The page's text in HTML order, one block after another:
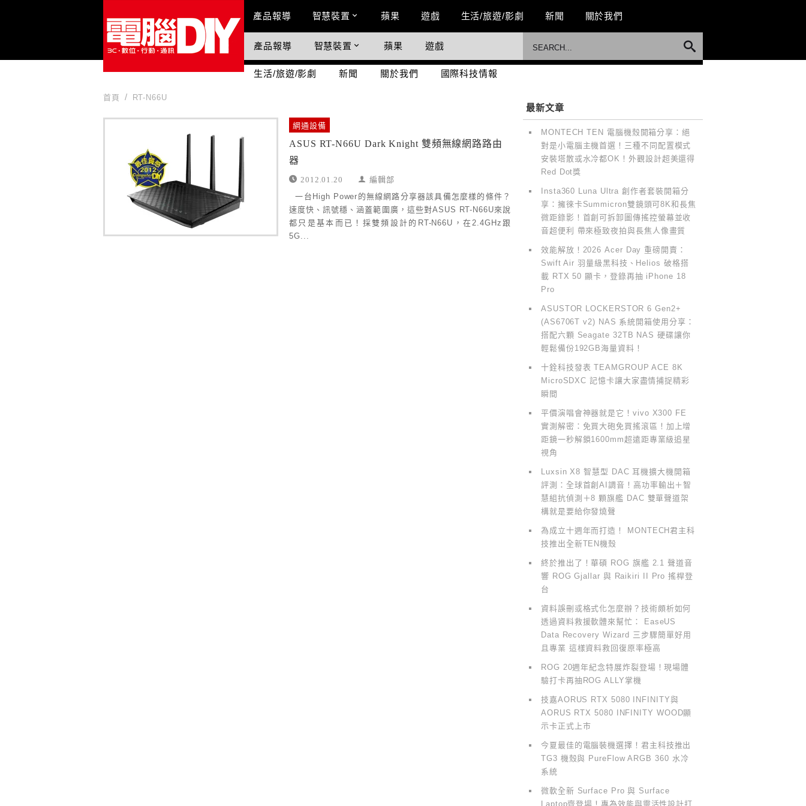
Main Menu
產品報導 智慧裝置 蘋果 遊戲 生活/旅遊/影劇 新聞 關於我們
國際科技情報
產品報導 智慧裝置 蘋果 遊戲
生活/旅遊/影劇 新聞 關於我們 國際科技情報
首頁 RT-N66U
網通設備
ASUS RT-N66U Dark Knight 雙頻無線網路路由
器
2012.01.20 編輯部
一台High Power的無線網路分享器該具備怎麼樣的條件？
速度快、訊號穩、涵蓋範圍廣，這些對ASUS RT-N66U來說
都只是基本而已！採雙頻設計的RT-N66U，在2.4GHz跟
5G...
最新文章
MONTECH TEN 電腦機殼開箱分享：絕
對是小電腦主機首選！三種不同配置模式
安裝塔散或水冷都OK！外觀設計超美還得
Red Dot獎
Insta360 Luna Ultra 創作者套裝開箱分
享：擁徠卡Summicron雙鏡頭可8K和長焦
微距錄影！首創可拆卸圖傳搖控螢幕並收
音超便利 帶來極致夜拍與長焦人像畫質
效能解放！2026 Acer Day 重磅開賣：
Swift Air 羽量級黑科技、Helios 破格搭
載 RTX 50 顯卡，登錄再抽 iPhone 18
Pro
ASUSTOR LOCKERSTOR 6 Gen2+
(AS6706T v2) NAS 系統開箱使用分享：
搭配六顆 Seagate 32TB NAS 硬碟讓你
輕鬆備份192GB海量資料！
十銓科技發表 TEAMGROUP ACE 8K
MicroSDXC 記憶卡讓大家盡情捕捉精彩
瞬間
平價演唱會神器就是它！vivo X300 FE
實測解密：免買大砲免買搖滾區！加上增
距鏡一秒解鎖1600mm超遠距專業級追星
視角
Luxsin X8 智慧型 DAC 耳機擴大機開箱
評測：全球首創AI調音！高功率輸出＋智
慧組抗偵測＋8 顆旗艦 DAC 雙單聲道架
構就是要給你發燒聲
為成立十週年而打造！ MONTECH君主科
技推出全新TEN機殼
終於推出了！華碩 ROG 旗艦 2.1 聲道音
響 ROG Gjallar 與 Raikiri II Pro 搖桿登
台
資料誤刪或格式化怎麼辦？技術頗析如何
透過資料救援軟體來幫忙： EaseUS
Data Recovery Wizard 三步驟簡單好用
且專業 這樣資料救回復原率極高
ROG 20週年紀念特展炸裂登場！現場體
驗打卡再抽ROG ALLY掌機
技嘉AORUS RTX 5080 INFINITY與
AORUS RTX 5080 INFINITY WOOD顯
示卡正式上市
今夏最佳的電腦裝機選擇！君主科技推出
TG3 機殼與 PureFlow ARGB 360 水冷
系統
微軟全新 Surface Pro 與 Surface
Laptop齊登場！專為效能與靈活性設計打